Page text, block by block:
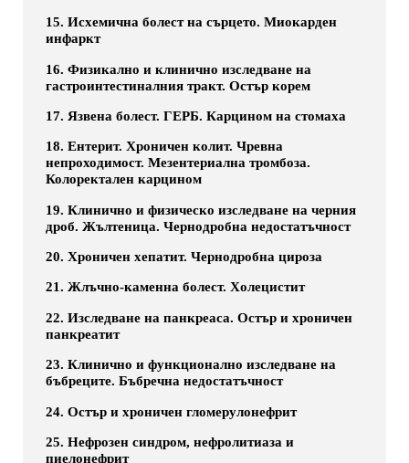
15. Исхемична болест на сърцето. Миокарден
инфаркт
16. Физикално и клинично изследване на
гастроинтестиналния тракт. Остър корем
17. Язвена болест. ГЕРБ. Карцином на стомаха
18. Ентерит. Хроничен колит. Чревна
непроходимост. Мезентериална тромбоза.
Колоректален карцином
19. Клинично и физическо изследване на черния
дроб. Жълтеница. Чернодробна недостатъчност
20. Хроничен хепатит. Чернодробна цироза
21. Жлъчно-каменна болест. Холецистит
22. Изследване на панкреаса. Остър и хроничен
панкреатит
23. Клинично и функционално изследване на
бъбреците. Бъбречна недостатъчност
24. Остър и хроничен гломерулонефрит
25. Нефрозен синдром, нефролитиаза и
пиелонефрит